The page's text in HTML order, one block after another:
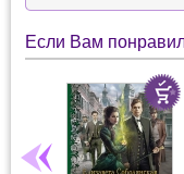
Если Вам